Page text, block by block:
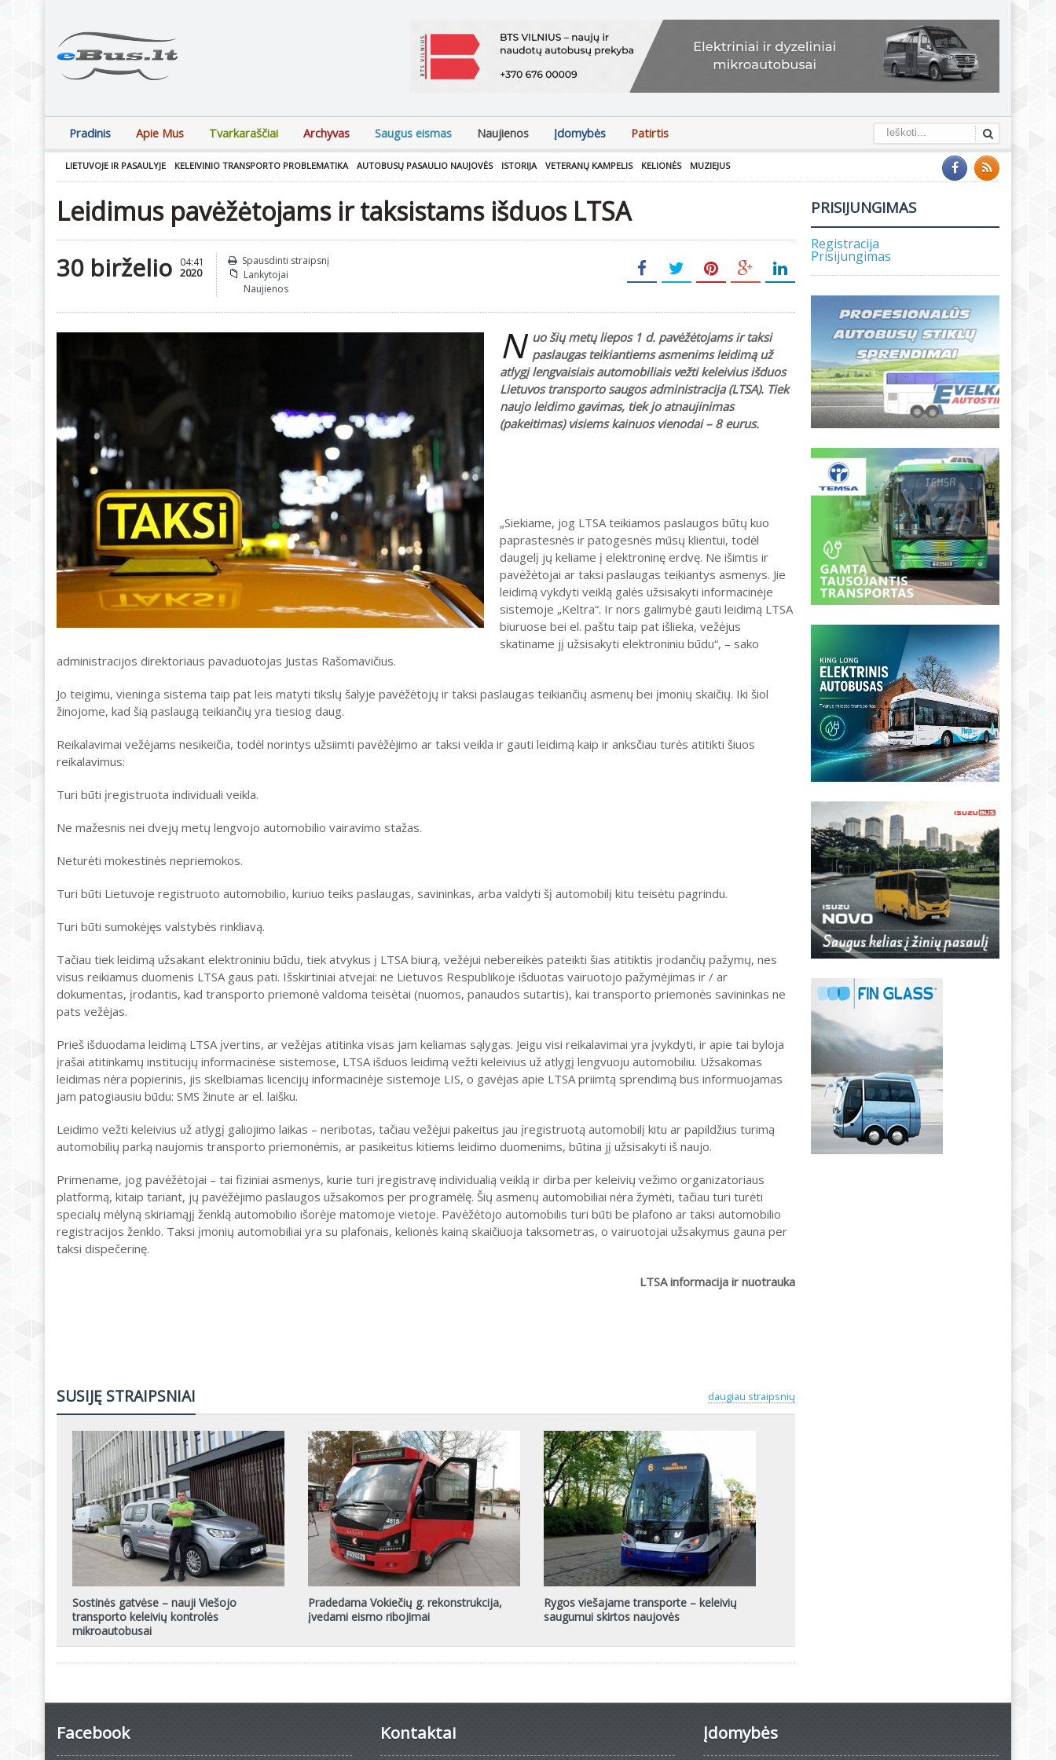
Pradinis Apie Mus Tvarkaraščiai Archyvas Saugus eismas Naujienos Įdomybės Patirtis
LIETUVOJE IR PASAULYJE KELEIVINIO TRANSPORTO PROBLEMATIKA AUTOBUSŲ PASAULIO NAUJOVĖS ISTORIJA VETERANŲ KAMPELIS KELIONĖS MUZIEJUS
Leidimus pavėžėtojams ir taksistams išduos LTSA
30 birželio 04:41
2020
Spausdinti straipsnį
Lankytojai
Naujienos
N uo šių metų liepos 1 d. pavėžėtojams ir taksi
paslaugas teikiantiems asmenims leidimą už
atlygį lengvaisiais automobiliais vežti keleivius išduos
Lietuvos transporto saugos administracija (LTSA). Tiek
naujo leidimo gavimas, tiek jo atnaujinimas
(pakeitimas) visiems kainuos vienodai – 8 eurus.
„Siekiame, jog LTSA teikiamos paslaugos būtų kuo
paprastesnės ir patogesnės mūsų klientui, todėl
daugelį jų keliame į elektroninę erdvę. Ne išimtis ir
pavėžėtojai ar taksi paslaugas teikiantys asmenys. Jie
leidimą vykdyti veiklą galės užsisakyti informacinėje
sistemoje „Keltra“. Ir nors galimybė gauti leidimą LTSA
biuruose bei el. paštu taip pat išlieka, vežėjus
skatiname jį užsisakyti elektroniniu būdu“, – sako
administracijos direktoriaus pavaduotojas Justas Rašomavičius.
Jo teigimu, vieninga sistema taip pat leis matyti tikslų šalyje pavėžėtojų ir taksi paslaugas teikiančių asmenų bei įmonių skaičių. Iki šiol
žinojome, kad šią paslaugą teikiančių yra tiesiog daug.
Reikalavimai vežėjams nesikeičia, todėl norintys užsiimti pavėžėjimo ar taksi veikla ir gauti leidimą kaip ir anksčiau turės atitikti šiuos
reikalavimus:
Turi būti įregistruota individuali veikla.
Ne mažesnis nei dvejų metų lengvojo automobilio vairavimo stažas.
Neturėti mokestinės nepriemokos.
Turi būti Lietuvoje registruoto automobilio, kuriuo teiks paslaugas, savininkas, arba valdyti šį automobilį kitu teisėtu pagrindu.
Turi būti sumokėjęs valstybės rinkliavą.
Tačiau tiek leidimą užsakant elektroniniu būdu, tiek atvykus į LTSA biurą, vežėjui nebereikės pateikti šias atitiktis įrodančių pažymų, nes
visus reikiamus duomenis LTSA gaus pati. Išskirtiniai atvejai: ne Lietuvos Respublikoje išduotas vairuotojo pažymėjimas ir / ar
dokumentas, įrodantis, kad transporto priemonė valdoma teisėtai (nuomos, panaudos sutartis), kai transporto priemonės savininkas ne
pats vežėjas.
Prieš išduodama leidimą LTSA įvertins, ar vežėjas atitinka visas jam keliamas sąlygas. Jeigu visi reikalavimai yra įvykdyti, ir apie tai byloja
įrašai atitinkamų institucijų informacinėse sistemose, LTSA išduos leidimą vežti keleivius už atlygį lengvuoju automobiliu. Užsakomas
leidimas nėra popierinis, jis skelbiamas licencijų informacinėje sistemoje LIS, o gavėjas apie LTSA priimtą sprendimą bus informuojamas
jam patogiausiu būdu: SMS žinute ar el. laišku.
Leidimo vežti keleivius už atlygį galiojimo laikas – neribotas, tačiau vežėjui pakeitus jau įregistruotą automobilį kitu ar papildžius turimą
automobilių parką naujomis transporto priemonėmis, ar pasikeitus kitiems leidimo duomenims, būtina jį užsisakyti iš naujo.
Primename, jog pavėžėtojai – tai fiziniai asmenys, kurie turi įregistravę individualią veiklą ir dirba per keleivių vežimo organizatoriaus
platformą, kitaip tariant, jų pavėžėjimo paslaugos užsakomos per programėlę. Šių asmenų automobiliai nėra žymėti, tačiau turi turėti
specialų mėlyną skiriamąjį ženklą automobilio išorėje matomoje vietoje. Pavėžėtojo automobilis turi būti be plafono ar taksi automobilio
registracijos ženklo. Taksi įmonių automobiliai yra su plafonais, kelionės kainą skaičiuoja taksometras, o vairuotojai užsakymus gauna per
taksi dispečerinę.
LTSA informacija ir nuotrauka
daugiau straipsnių
SUSIJĘ STRAIPSNIAI
Sostinės gatvėse – nauji Viešojo
transporto keleivių kontrolės
mikroautobusai
Pradedama Vokiečių g. rekonstrukcija,
įvedami eismo ribojimai
Rygos viešajame transporte – keleivių
saugumui skirtos naujovės
PRISIJUNGIMAS
Registracija
Prisijungimas
Facebook Kontaktai Įdomybės